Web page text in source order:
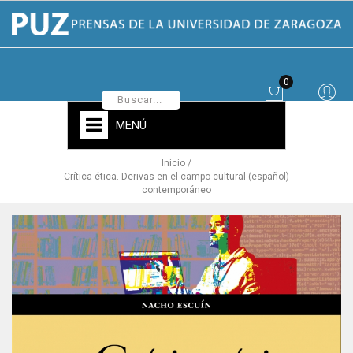
0
MENÚ
Inicio
Crítica ética. Derivas en el campo cultural (español)
contemporáneo